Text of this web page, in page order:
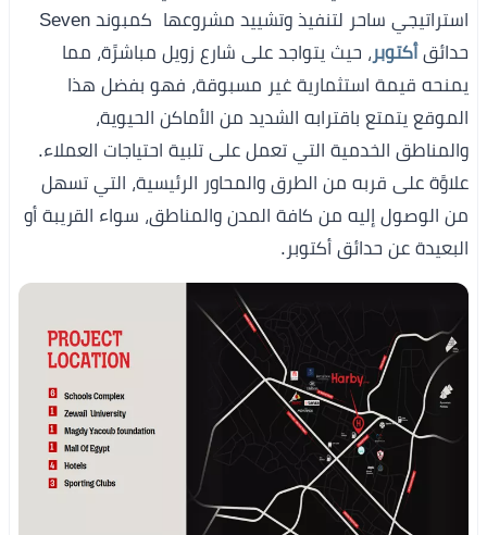
استراتيجي ساحر لتنفيذ وتشييد مشروعها كمبوند Seven
حدائقأكتوبر ، حيث يتواجد على شارع زويل مباشرًة، مما
يمنحه قيمة استثمارية غير مسبوقة، فهو بفضل هذا
الموقع يتمتع باقترابه الشديد من الأماكن الحيوية،
والمناطق الخدمية التي تعمل على تلبية احتياجات العملاء.
علاوًة على قربه من الطرق والمحاور الرئيسية، التي تسهل
من الوصول إليه من كافة المدن والمناطق، سواء القريبة أو
البعيدة عن حدائق أكتوبر.